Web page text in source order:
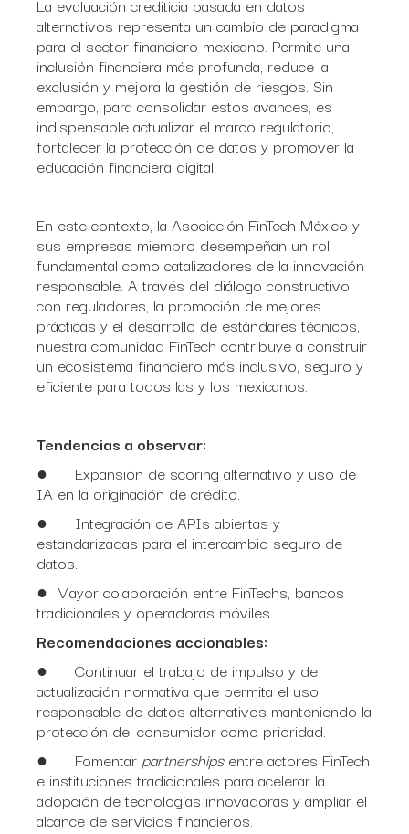
La evaluación crediticia basada en datos
alternativos representa un cambio de paradigma
para el sector financiero mexicano. Permite una
inclusión financiera más profunda, reduce la
exclusión y mejora la gestión de riesgos. Sin
embargo, para consolidar estos avances, es
indispensable actualizar el marco regulatorio,
fortalecer la protección de datos y promover la
educación financiera digital.
En este contexto, la Asociación FinTech México y
sus empresas miembro desempeñan un rol
fundamental como catalizadores de la innovación
responsable. A través del diálogo constructivo
con reguladores, la promoción de mejores
prácticas y el desarrollo de estándares técnicos,
nuestra comunidad FinTech contribuye a construir
un ecosistema financiero más inclusivo, seguro y
eficiente para todos las y los mexicanos.
Tendencias a observar:
● Expansión de scoring alternativo y uso de
IA en la originación de crédito.
● Integración de APIs abiertas y
estandarizadas para el intercambio seguro de
datos.
● Mayor colaboración entre FinTechs, bancos
tradicionales y operadoras móviles.
Recomendaciones accionables:
● Continuar el trabajo de impulso y de
actualización normativa que permita el uso
responsable de datos alternativos manteniendo la
protección del consumidor como prioridad.
● Fomentar partnershipsentre actores FinTech
e instituciones tradicionales para acelerar la
adopción de tecnologías innovadoras y ampliar el
alcance de servicios financieros.